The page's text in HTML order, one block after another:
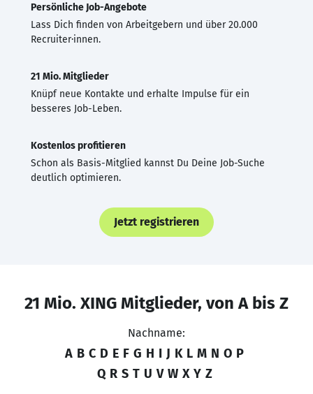
Persönliche Job-Angebote
Lass Dich finden von Arbeitgebern und über 20.000
Recruiter·innen.
21 Mio. Mitglieder
Knüpf neue Kontakte und erhalte Impulse für ein
besseres Job-Leben.
Kostenlos profitieren
Schon als Basis-Mitglied kannst Du Deine Job-Suche
deutlich optimieren.
Jetzt registrieren
21 Mio. XING Mitglieder, von A bis Z
Nachname:
A B C D E F G H I J K L M N O P
Q R S T U V W X Y Z